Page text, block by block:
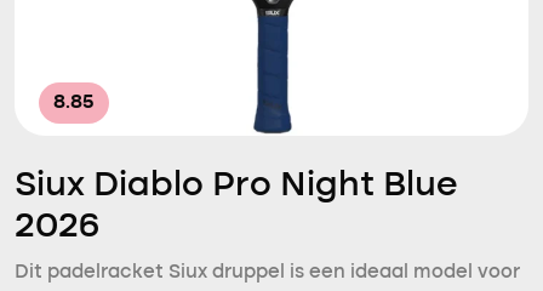
8.85
Siux Diablo Pro Night Blue
2026
Dit padelracket Siux druppel is een ideaal model voor